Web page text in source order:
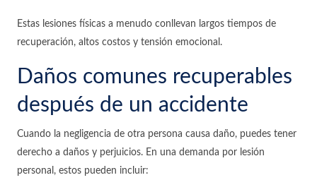
Estas lesiones físicas a menudo conllevan largos tiempos de
recuperación, altos costos y tensión emocional.
Daños comunes recuperables
después de un accidente
Cuando la negligencia de otra persona causa daño, puedes tener
derecho a daños y perjuicios. En una demanda por lesión
personal, estos pueden incluir: